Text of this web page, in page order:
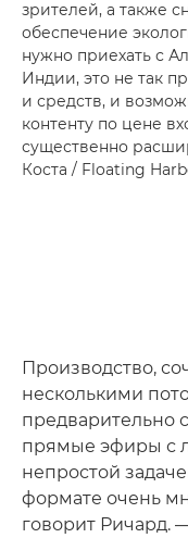
зрителей, а также
обеспечение
нужно приехать с
Индии, это не так
и средств, и
контенту по цене
существенно
Коста / Floating
Производство,
несколькими
предварительно
прямые эфиры с
непростой
формате очень
говорит Ричард.